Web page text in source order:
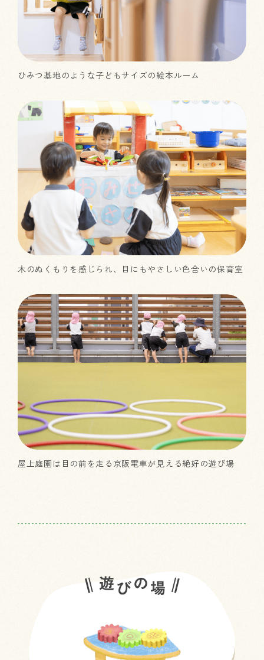
ひみつ基地のような子どもサイズの絵本ルーム
木のぬくもりを感じられ、目にもやさしい色合いの保育室
屋上庭園は目の前を走る京阪電車が見える絶好の遊び場